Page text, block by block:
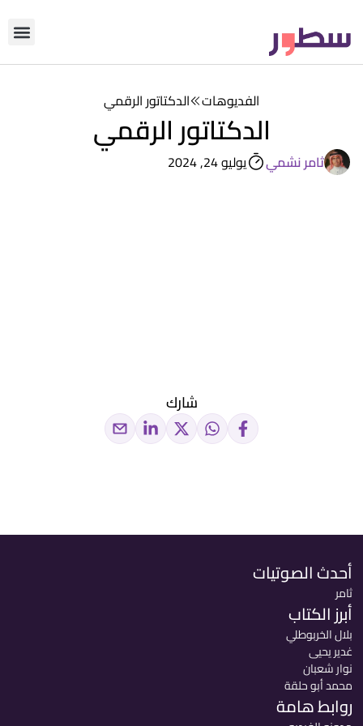
الفديوهات الدكتاتور الرقمي
الدكتاتور الرقمي
ثامر نشمي يوليو 24, 2024
شارك
أحدث الصوتيات
ثامر
أبرز الكتاب
بلال الخربوطلي
غدير يحيى
نوار شعبان
محمد أبو حلقة
روابط هامة